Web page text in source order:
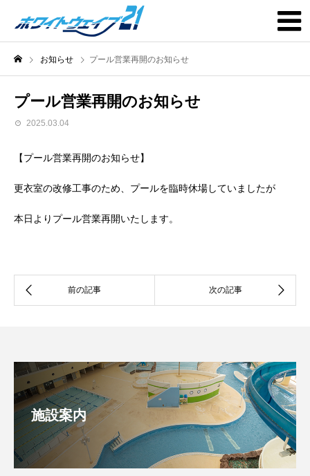
お知らせ プール営業再開のお知らせ
プール営業再開のお知らせ
2025.03.04
【プール営業再開のお知らせ】
更衣室の改修工事のため、プールを臨時休場していましたが
本日よりプール営業再開いたします。
施設案内